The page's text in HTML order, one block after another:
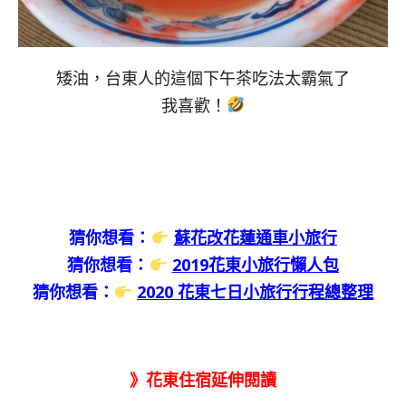
矮油，台東人的這個下午茶吃法太霸氣了
我喜歡！
猜你想看：
蘇花改花蓮通車小旅行
猜你想看：
2019花東小旅行懶人包
猜你想看：
2020 花東七日小旅行行程總整理
》花東住宿延伸閱讀